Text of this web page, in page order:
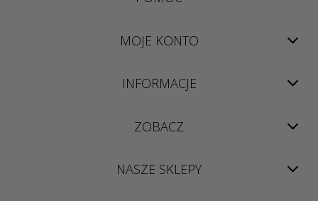
MOJE KONTO
INFORMACJE
ZOBACZ
NASZE SKLEPY